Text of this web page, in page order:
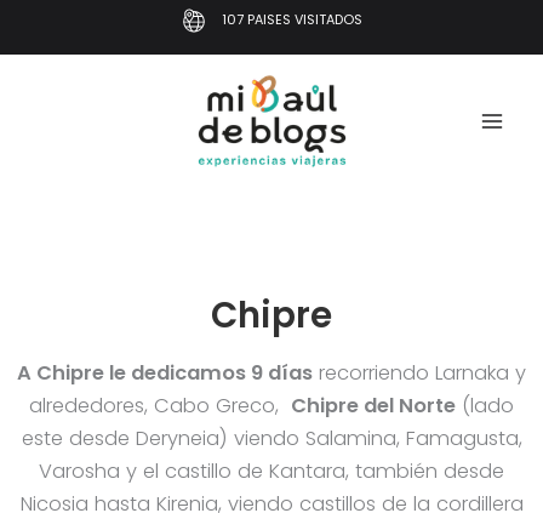
al
107 PAISES VISITADOS
Chipre
A Chipre le dedicamos 9 días recorriendo Larnaka y
alrededores, Cabo Greco, Chipre del Norte (lado
este desde Deryneia) viendo Salamina, Famagusta,
Varosha y el castillo de Kantara, también desde
Nicosia hasta Kirenia, viendo castillos de la cordillera